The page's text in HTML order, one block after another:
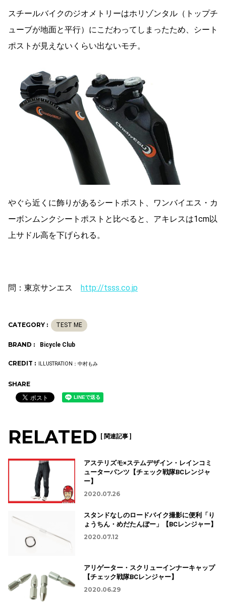
スチールバイクのジオメトリーはホリゾンタル（トップチ
ューブが地面と平行）にこだわってしまったため、シート
ポストが見えないくらい出ないモチ。
やぐら近くに飾りがあるシートポスト、ワンバイエス・カ
ーボンムンクシートポストと比べると、アキレスは1cm以
上サドル高を下げられる。
問：東京サンエス http://tsss.co.jp
CATEGORY : TEST ME
BRAND : Bicycle Club
CREDIT : ILLUSTRATION：中村もみ
SHARE
RELATED [ 関連記事 ]
アステリズモ×ステムデザイン・レインコミ
ューターパンツ【チェック戦隊BCレンジャ
ー】
2020.07.26
スタンドなしのロードバイク撮影に便利「り
ょうちん・めだたんぼー」【BCレンジャー】
2020.07.12
アリゲーター・スクリューインナーキャップ
【チェック戦隊BCレンジャー】
2020.06.29